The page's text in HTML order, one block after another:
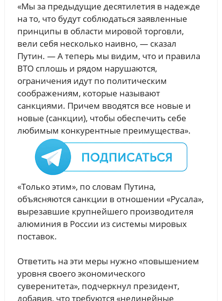
«Мы за предыдущие десятилетия в надежде
на то, что будут соблюдаться заявленные
принципы в области мировой торговли,
вели себя несколько наивно, — сказал
Путин. — А теперь мы видим, что и правила
ВТО сплошь и рядом нарушаются,
ограничения идут по политическим
соображениям, которые называют
санкциями. Причем вводятся все новые и
новые (санкции), чтобы обеспечить себе
любимым конкурентные преимущества».
«Только этим», по словам Путина,
объясняются санкции в отношении «Русала»,
вырезавшие крупнейшего производителя
алюминия в России из системы мировых
поставок.
Ответить на эти меры нужно «повышением
уровня своего экономического
суверенитета», подчеркнул президент,
добавив, что требуются «нелинейные